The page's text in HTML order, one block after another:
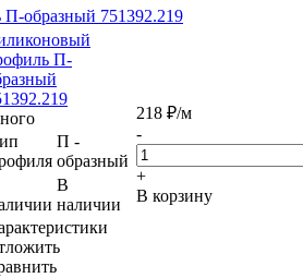
образный 751392.219
П-
П -
образный
В
наличии
218 ₽/м
-
+
В корзину